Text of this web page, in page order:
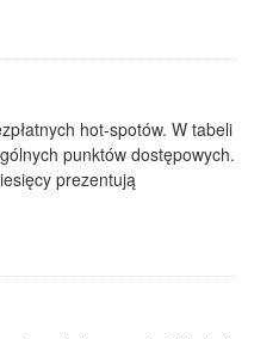
hot-spotów. W tabeli
punktów dostępowych.
prezentują